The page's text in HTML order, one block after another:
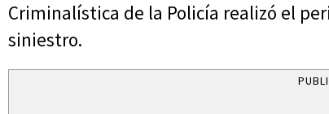
Criminalística de la Policía realizó el
siniestro.